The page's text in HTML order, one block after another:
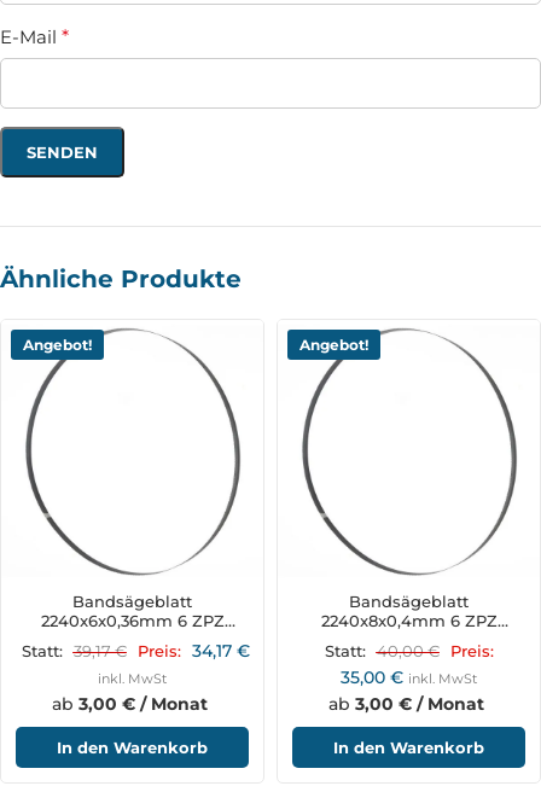
E-Mail *
Ähnliche Produkte
Angebot!
Bandsägeblatt
2240x6x0,36mm 6 ZPZ
Statt: 39,17€ Preis: 34,17 €
inkl. MwSt
ab 3,00 € / Monat
In den Warenkorb
Angebot!
Bandsägeblatt
2240x8x0,4mm 6 ZPZ
Statt: 40,00€ Preis:
35,00 € inkl. MwSt
ab 3,00 € / Monat
In den Warenkorb